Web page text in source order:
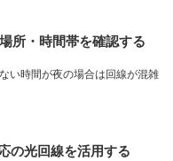
所・時間帯を確認する
い時間が夜の場合は回線が混雑
の光回線を活用する